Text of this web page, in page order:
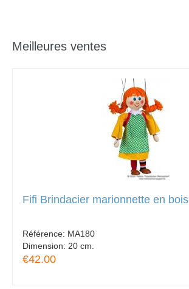
Meilleures ventes
Fifi Brindacier marionnette en bois
Référence: MA180
Dimension: 20 cm.
€42.00